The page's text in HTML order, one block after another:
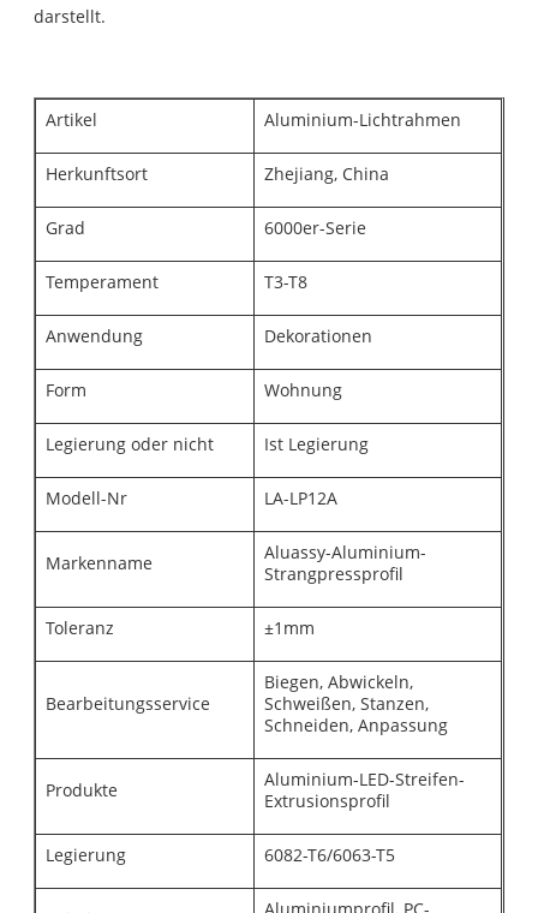
darstellt.
Artikel Aluminium-Lichtrahmen
Herkunftsort Zhejiang, China
Grad 6000er-Serie
Temperament T3-T8
Anwendung Dekorationen
Form Wohnung
Legierung oder nicht Ist Legierung
Modell-Nr LA-LP12A
Markenname
Aluassy-Aluminium-
Strangpressprofil
Toleranz ±1mm
Bearbeitungsservice
Biegen, Abwickeln,
Schweißen, Stanzen,
Schneiden, Anpassung
Produkte
Aluminium-LED-Streifen-
Extrusionsprofil
Legierung 6082-T6/6063-T5